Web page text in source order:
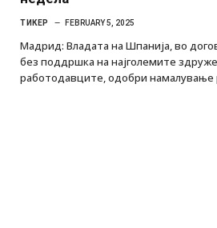
ТИКЕР FEBRUARY 5, 2025
Мадрид: Владата на Шпанија, во
без поддршка на најголемите
работодавците, одобри